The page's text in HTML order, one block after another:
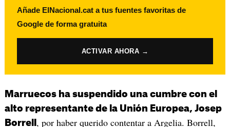
Añade ElNacional.cat a tus fuentes favoritas de
Google de forma gratuita
ACTIVAR AHORA →
Marruecos ha suspendido una cumbre con el
alto representante de la Unión Europea, Josep
Borrell , por haber querido contentar a Argelia. Borrell,